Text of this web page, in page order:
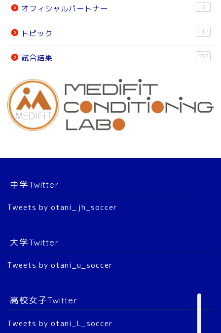
オフィシャルパートナー 3
トピック 117
試合結果 363
中学Twitter
Tweets by otani_jh_soccer
大学Twitter
Tweets by otani_u_soccer
高校女子Twitter
Tweets by otani_L_soccer
チーム紹介
チーム紹介
選 手